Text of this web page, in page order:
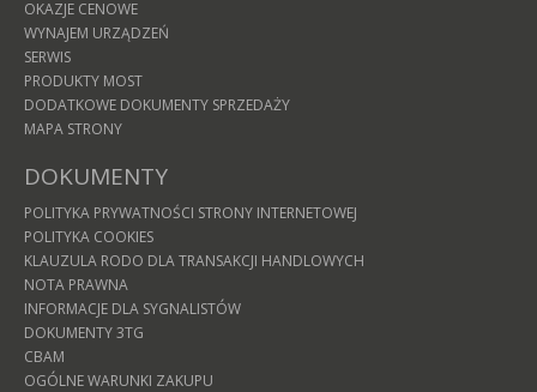
OKAZJE CENOWE
WYNAJEM URZĄDZEŃ
SERWIS
PRODUKTY MOST
DODATKOWE DOKUMENTY SPRZEDAŻY
MAPA STRONY
DOKUMENTY
POLITYKA PRYWATNOŚCI STRONY INTERNETOWEJ
POLITYKA COOKIES
KLAUZULA RODO DLA TRANSAKCJI HANDLOWYCH
NOTA PRAWNA
INFORMACJE DLA SYGNALISTÓW
DOKUMENTY 3TG
CBAM
OGÓLNE WARUNKI ZAKUPU